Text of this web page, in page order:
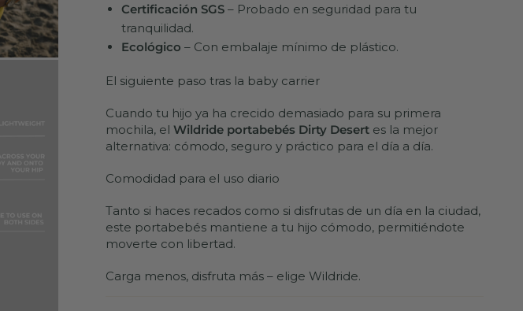
Certificación SGS – Probado en seguridad para tu
tranquilidad.
Ecológico – Con embalaje mínimo de plástico.
El siguiente paso tras la baby carrier
Cuando tu hijo ya ha crecido demasiado para su primera
mochila, el Wildride portabebés Dirty Desert es la mejor
alternativa: cómodo, seguro y práctico para el día a día.
Comodidad para el uso diario
Tanto si haces recados como si disfrutas de un día en la ciudad,
este portabebés mantiene a tu hijo cómodo, permitiéndote
moverte con libertad.
Carga menos, disfruta más – elige Wildride.